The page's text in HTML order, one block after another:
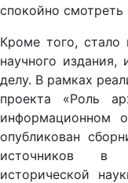
спокойно смотреть
Кроме того, стало
научного
делу. В рамках
проекта «Роль
информационном
опубликован
источников в
исторической